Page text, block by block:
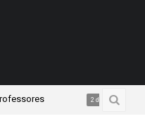
2 dias atrás 7º